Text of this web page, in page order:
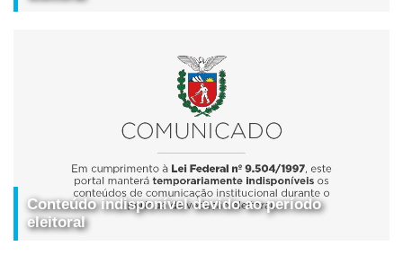
Conteúdo indisponível devido ao período
eleitoral